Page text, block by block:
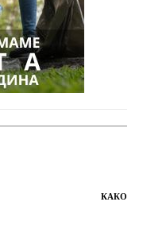
КАКО